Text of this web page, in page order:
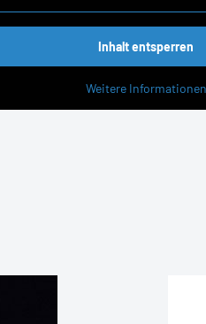
Inhalt entsperren
Weitere Informationen